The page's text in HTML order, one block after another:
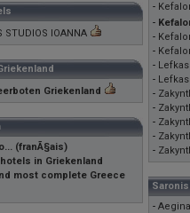
STUDIOS IOANNA
Griekenland
(franÃ§ais)
in Griekenland
most complete Greece
-
-
-
-
-
-
-
-
-
-
-
-